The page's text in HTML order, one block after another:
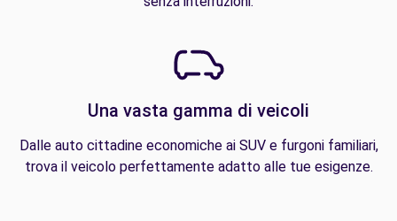
Una vasta gamma di veicoli
Dalle auto cittadine economiche ai SUV e furgoni familiari,
trova il veicolo perfettamente adatto alle tue esigenze.